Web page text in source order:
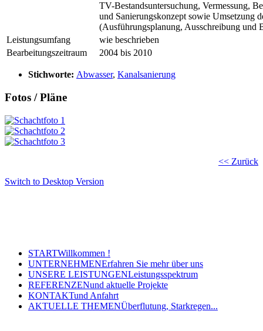
TV-Bestandsuntersuchung, Vermessung,
und Sanierungskonzept sowie Umsetzung
(Ausführungsplanung, Ausschreibung und
Leistungsumfang
wie beschrieben
Bearbeitungszeitraum
2004 bis 2010
Stichworte: Abwasser, Kanalsanierung
Fotos / Pläne
<< Zurück
Switch to Desktop Version
STARTWillkommen !
UNTERNEHMENErfahren Sie mehr über uns
UNSERE LEISTUNGENLeistungsspektrum
REFERENZENund aktuelle Projekte
KONTAKTund Anfahrt
AKTUELLE THEMENÜberflutung, Starkregen...